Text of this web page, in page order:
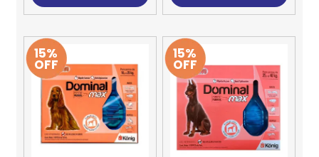
15%
OFF
15%
OFF